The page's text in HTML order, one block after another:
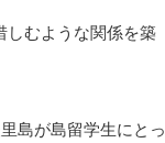
しむような関係を築
島が島留学生にとっ